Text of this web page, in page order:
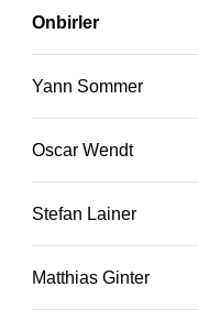
Onbirler
Yann Sommer
Oscar Wendt
Stefan Lainer
Matthias Ginter